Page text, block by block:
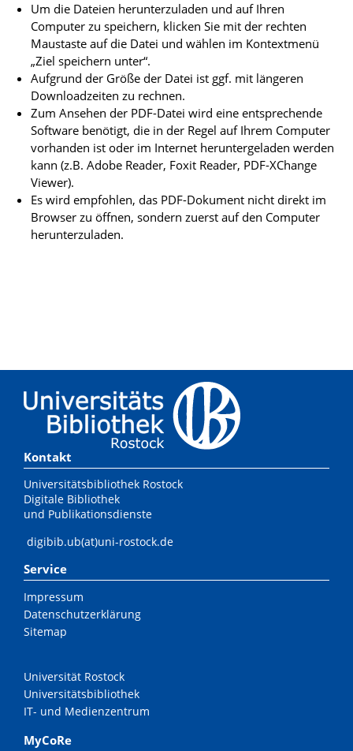
Um die Dateien herunterzuladen und auf Ihren
Computer zu speichern, klicken Sie mit der rechten
Maustaste auf die Datei und wählen im Kontextmenü
„Ziel speichern unter“.
Aufgrund der Größe der Datei ist ggf. mit längeren
Downloadzeiten zu rechnen.
Zum Ansehen der PDF-Datei wird eine entsprechende
Software benötigt, die in der Regel auf Ihrem Computer
vorhanden ist oder im Internet heruntergeladen werden
kann (z.B. Adobe Reader, Foxit Reader, PDF-XChange
Viewer).
Es wird empfohlen, das PDF-Dokument nicht direkt im
Browser zu öffnen, sondern zuerst auf den Computer
herunterzuladen.
Kontakt
Universitätsbibliothek Rostock
Digitale Bibliothek
und Publikationsdienste
digibib.ub(at)uni-rostock.de
Service
Impressum
Datenschutzerklärung
Sitemap
Universität Rostock
Universitätsbibliothek
IT- und Medienzentrum
MyCoRe